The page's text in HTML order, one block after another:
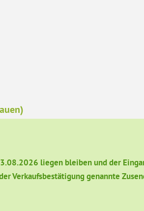
liegen bleiben und der
Verkaufsbestätigung genannte